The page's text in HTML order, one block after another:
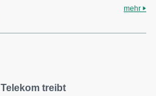
mehr
Telekom treibt